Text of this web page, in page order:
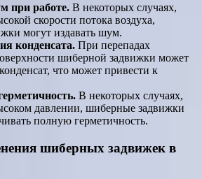
при работе. В некоторых случаях,
скорости потока воздуха,
могут издавать шум.
конденсата. При перепадах
шиберной задвижки может
что может привести к
В некоторых случаях,
давлении, шиберные задвижки
полную герметичность.
шиберных задвижек в